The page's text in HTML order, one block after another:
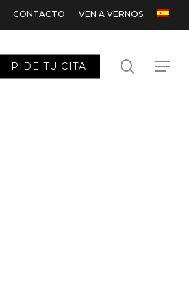
CONTACTO VEN A VERNOS
PIDE TU CITA search
Menu